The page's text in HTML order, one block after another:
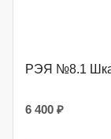
РЭЯ №8.1
6 400 ₽